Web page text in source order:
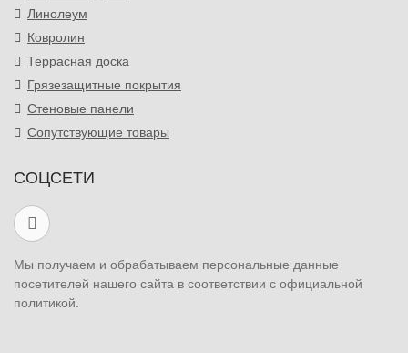
Линолеум
Ковролин
Террасная доска
Грязезащитные покрытия
Стеновые панели
Сопутствующие товары
СОЦСЕТИ
Мы получаем и обрабатываем персональные данные
посетителей нашего сайта в соответствии с официальной
политикой.